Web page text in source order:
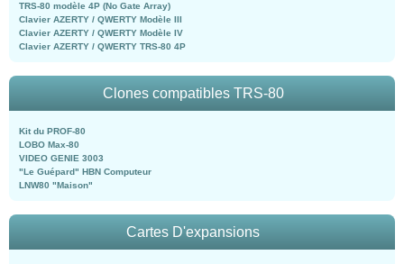
TRS-80 modèle 4P (No Gate Array)
Clavier AZERTY / QWERTY Modèle III
Clavier AZERTY / QWERTY Modèle IV
Clavier AZERTY / QWERTY TRS-80 4P
Clones compatibles TRS-80
Kit du PROF-80
LOBO Max-80
VIDEO GENIE 3003
"Le Guépard" HBN Computeur
LNW80 "Maison"
Cartes D'expansions